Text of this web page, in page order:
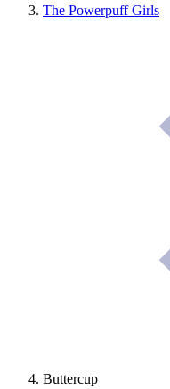
The Powerpuff Girls
Buttercup